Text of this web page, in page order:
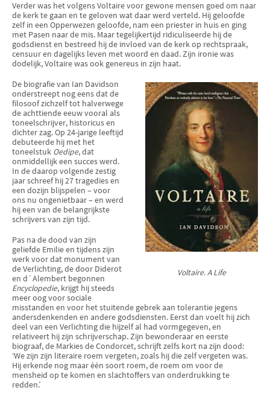
Verder was het volgens Voltaire voor gewone mensen goed om naar
de kerk te gaan en te geloven wat daar werd verteld. Hij geloofde
zelf in een Opperwezen geloofde, nam een priester in huis en ging
met Pasen naar de mis. Maar tegelijkertijd ridiculiseerde hij de
godsdienst en bestreed hij de invloed van de kerk op rechtspraak,
censuur en dagelijks leven met woord en daad. Zijn ironie was
dodelijk, Voltaire was ook genereus in zijn haat.
Voltaire. A Life
De biografie van Ian Davidson
onderstreept nog eens dat de
filosoof zichzelf tot halverwege
de achttiende eeuw vooral als
toneelschrijver, historicus en
dichter zag. Op 24-jarige leeftijd
debuteerde hij met het
toneelstuk Oedipe, dat
onmiddellijk een succes werd.
In de daarop volgende zestig
jaar schreef hij 27 tragedies en
een dozijn blijspelen – voor
ons nu ongenietbaar – en werd
hij een van de belangrijkste
schrijvers van zijn tijd.
Pas na de dood van zijn
geliefde Emilie en tijdens zijn
werk voor dat monument van
de Verlichting, de door Diderot
en d´Alembert begonnen
Encyclopedie, krijgt hij steeds
meer oog voor sociale
misstanden en voor het stuitende gebrek aan tolerantie jegens
andersdenkenden en andere godsdiensten. Eerst dan voelt hij zich
deel van een Verlichting die hijzelf al had vormgegeven, en
relativeert hij zijn schrijverschap. Zijn bewonderaar en eerste
biograaf, de Markies de Condorcet, schrijft zelfs kort na zijn dood:
‘We zijn zijn literaire roem vergeten, zoals hij die zelf vergeten was.
Hij erkende nog maar één soort roem, de roem om voor de
mensheid op te komen en slachtoffers van onderdrukking te
redden.’